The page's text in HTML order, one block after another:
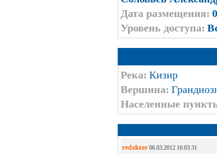
Дата размещения:
Уровень доступа:
Река: Кизир
Вершина:
Населенные
redaktor06.03.2012 16:03:31